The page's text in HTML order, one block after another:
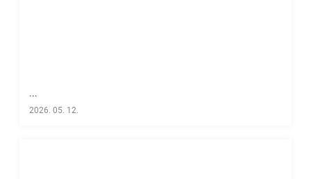
...
2026. 05. 12.